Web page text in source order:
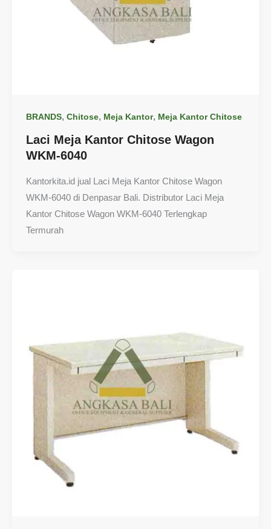
BRANDS, Chitose, Meja Kantor, Meja Kantor Chitose
Laci Meja Kantor Chitose Wagon
WKM-6040
Kantorkita.id jual Laci Meja Kantor Chitose Wagon
WKM-6040 di Denpasar Bali. Distributor Laci Meja
Kantor Chitose Wagon WKM-6040 Terlengkap
Termurah